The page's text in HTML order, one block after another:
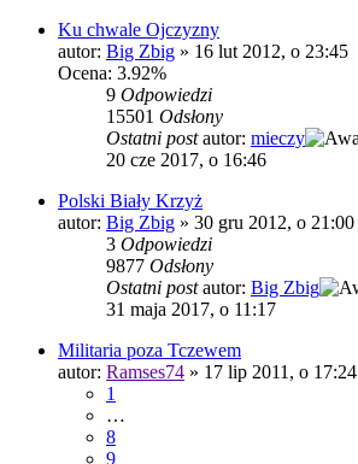
Ku chwale Ojczyzny
autor: Big Zbig » 16 lut 2012, o 23:45
Ocena: 3.92%
9 Odpowiedzi
15501 Odsłony
Ostatni postautor: mieczy
20 cze 2017, o 16:46
Polski Biały Krzyż
autor: Big Zbig » 30 gru 2012, o 21:00
3 Odpowiedzi
9877 Odsłony
Ostatni postautor: Big Zbig
31 maja 2017, o 11:17
Militaria poza Tczewem
autor: Ramses74 » 17 lip 2011, o 17:24
1
…
8
9